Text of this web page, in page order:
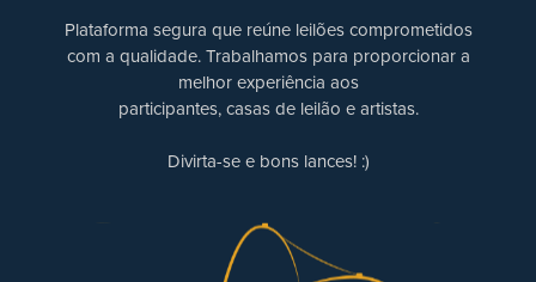
Plataforma segura que reúne leilões comprometidos
com a qualidade. Trabalhamos para proporcionar a
melhor experiência aos
participantes, casas de leilão e artistas.
Divirta-se e bons lances! :)